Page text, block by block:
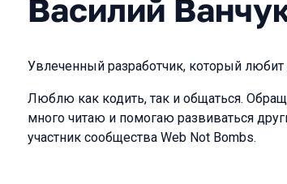
Василий
Увлеченный разработчик, который любит
Люблю как кодить, так и общаться.
много читаю и помогаю развиваться
участник сообщества Web Not Bombs.